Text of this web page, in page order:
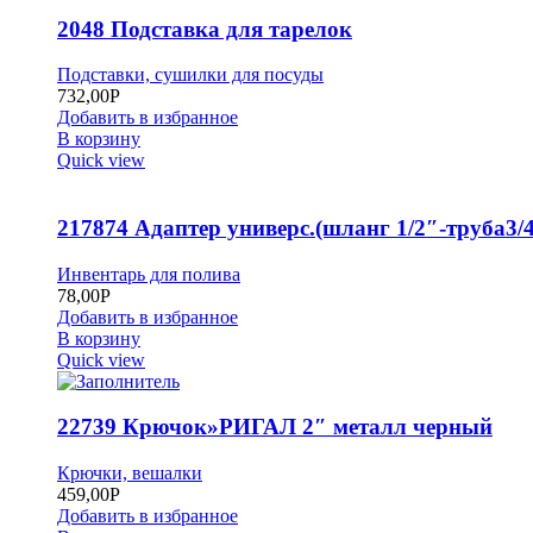
2048 Подставка для тарелок
Подставки, сушилки для посуды
732,00Р
Добавить в избранное
В корзину
Quick view
217874 Адаптер универс.(шланг 1/2″-труба3/
Инвентарь для полива
78,00Р
Добавить в избранное
В корзину
Quick view
22739 Крючок»РИГАЛ 2″ металл черный
Крючки, вешалки
459,00Р
Добавить в избранное